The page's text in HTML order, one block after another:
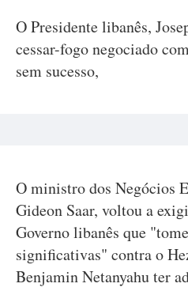
O Presidente libanês,
cessar-fogo negociado
sem sucesso,
O ministro dos Negócios
Gideon Saar, voltou a
Governo libanês que
significativas" contra o
Benjamin Netanyahu ter